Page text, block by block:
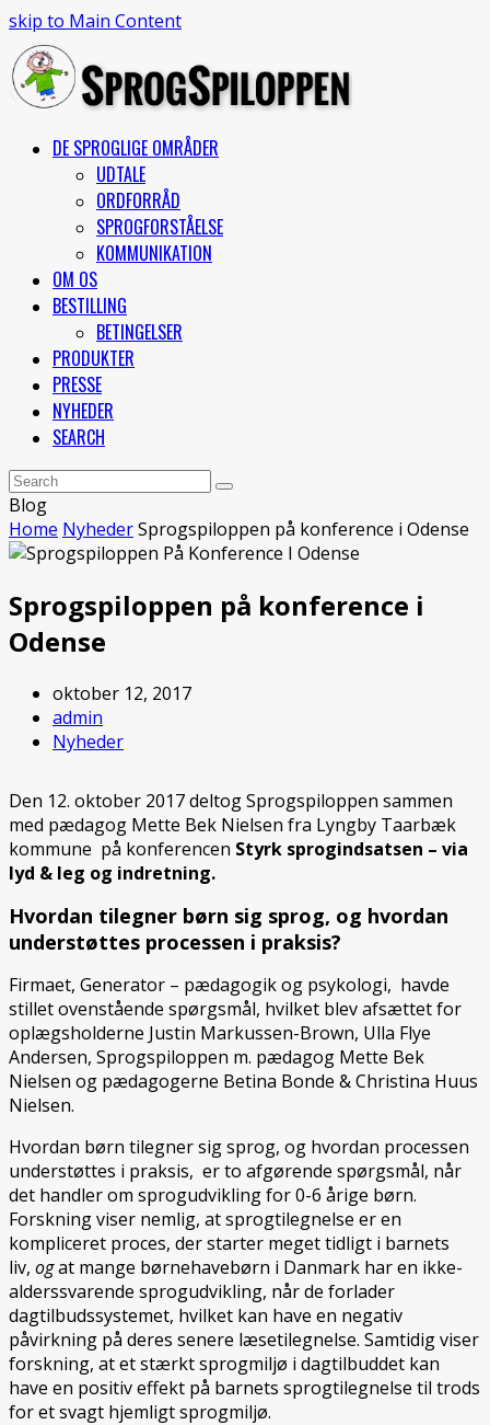
skip to Main Content
DE SPROGLIGE OMRÅDER
UDTALE
ORDFORRÅD
SPROGFORSTÅELSE
KOMMUNIKATION
OM OS
BESTILLING
BETINGELSER
PRODUKTER
PRESSE
NYHEDER
SEARCH
Open
Mobile
Menu
Search
Submit
Blog
Home NyhederSprogspiloppen på konference i Odense
Sprogspiloppen på konference i
Odense
oktober 12, 2017
admin
Nyheder
Den 12. oktober 2017 deltog Sprogspiloppen sammen
med pædagog Mette Bek Nielsen fra Lyngby Taarbæk
kommune på konferencen Styrk sprogindsatsen – via
lyd & leg og indretning.
Hvordan tilegner børn sig sprog, og hvordan
understøttes processen i praksis?
Firmaet, Generator – pædagogik og psykologi, havde
stillet ovenstående spørgsmål, hvilket blev afsættet for
oplægsholderne Justin Markussen-Brown, Ulla Flye
Andersen, Sprogspiloppen m. pædagog Mette Bek
Nielsen og pædagogerne Betina Bonde & Christina Huus
Nielsen.
Hvordan børn tilegner sig sprog, og hvordan processen
understøttes i praksis, er to afgørende spørgsmål, når
det handler om sprogudvikling for 0-6 årige børn.
Forskning viser nemlig, at sprogtilegnelse er en
kompliceret proces, der starter meget tidligt i barnets
liv, ogat mange børnehavebørn i Danmark har en ikke-
alderssvarende sprogudvikling, når de forlader
dagtilbudssystemet, hvilket kan have en negativ
påvirkning på deres senere læsetilegnelse. Samtidig viser
forskning, at et stærkt sprogmiljø i dagtilbuddet kan
have en positiv effekt på barnets sprogtilegnelse til trods
for et svagt hjemligt sprogmiljø.